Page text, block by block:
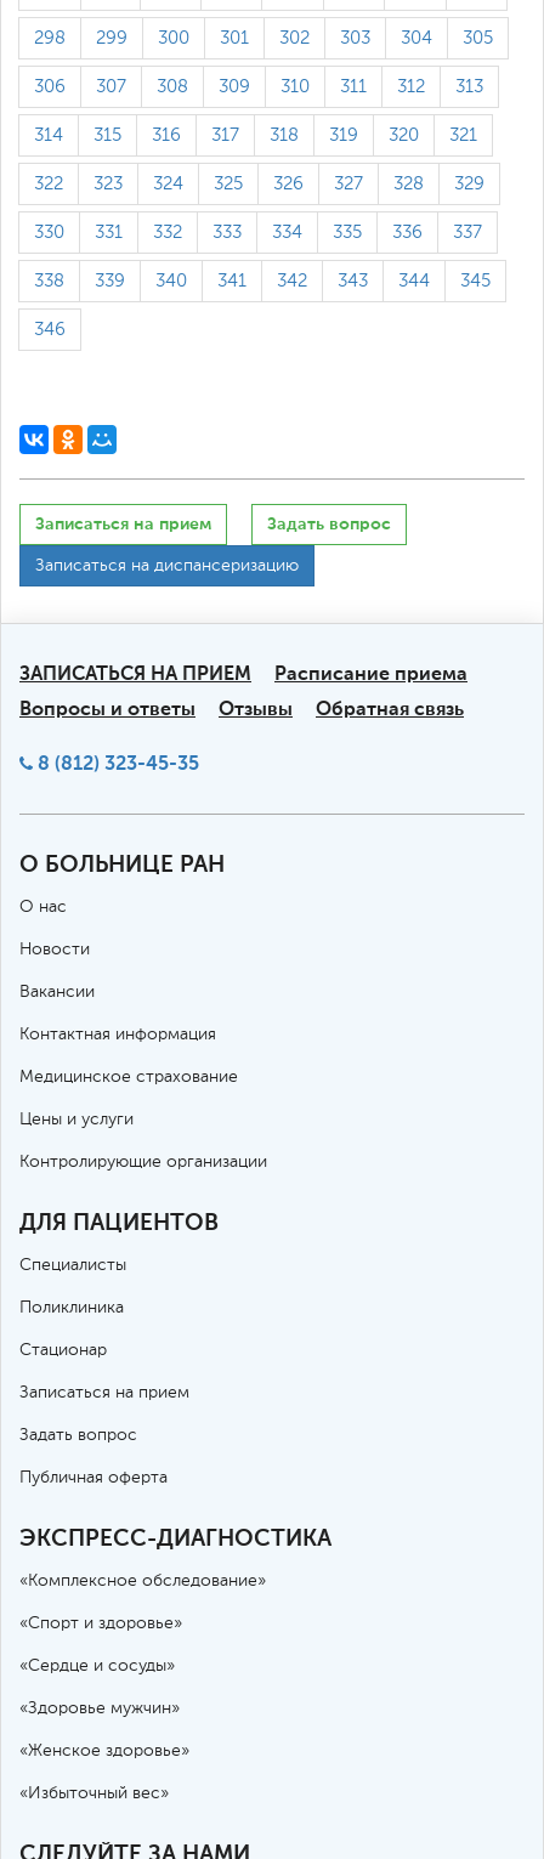
298 299 300 301 302 303 304 305
306 307 308 309 310 311 312 313
314 315 316 317 318 319 320 321
322 323 324 325 326 327 328 329
330 331 332 333 334 335 336 337
338 339 340 341 342 343 344 345
346
Записаться на прием Задать вопрос
Записаться на диспансеризацию
ЗАПИСАТЬСЯ НА ПРИЕМ
Расписание приема
Вопросы и ответы
Отзывы Обратная связь
8 (812) 323-45-35
О БОЛЬНИЦЕ РАН
О нас
Новости
Вакансии
Контактная информация
Медицинское страхование
Цены и услуги
Контролирующие организации
ДЛЯ ПАЦИЕНТОВ
Специалисты
Поликлиника
Стационар
Записаться на прием
Задать вопрос
Публичная оферта
ЭКСПРЕСС-ДИАГНОСТИКА
«Комплексное обследование»
«Спорт и здоровье»
«Сердце и сосуды»
«Здоровье мужчин»
«Женское здоровье»
«Избыточный вес»
СЛЕДУЙТЕ ЗА НАМИ